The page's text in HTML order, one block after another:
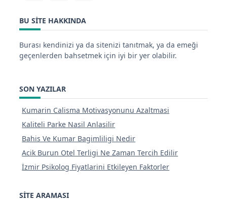
BU SITE HAKKINDA
Burası kendinizi ya da sitenizi tanıtmak, ya da emeği
geçenlerden bahsetmek için iyi bir yer olabilir.
SON YAZILAR
Kumarin Calisma Motivasyonunu Azaltmasi
Kaliteli Parke Nasil Anlasilir
Bahis Ve Kumar Bagimliligi Nedir
Acik Burun Otel Terligi Ne Zaman Tercih Edilir
İzmir Psikolog Fiyatlarini Etkileyen Faktorler
SITE ARAMASI